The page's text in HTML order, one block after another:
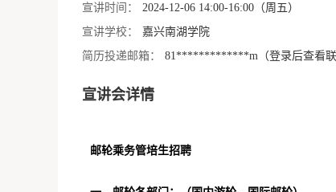
宣讲时间： 2024-12-06 14:00-16:00（周五）
宣讲学校：
嘉兴南湖学院
简历投递邮箱：
81*************m（登录后查看联
宣讲会详情
邮轮乘务管培生招聘